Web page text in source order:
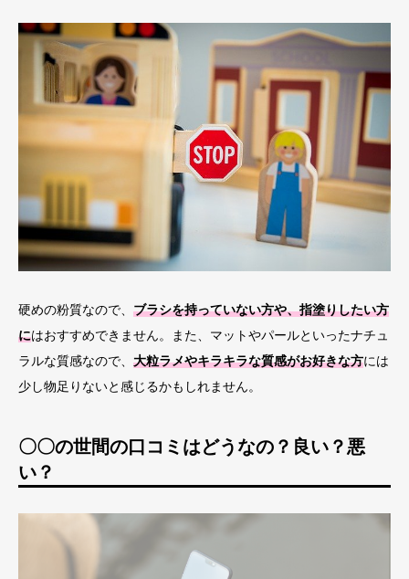
硬めの粉質なので、 ブラシを持っていない方や、指塗りしたい方
にはおすすめできません。また、マットやパールといったナチュ
ラルな質感なので、 大粒ラメやキラキラな質感がお好きな方には
少し物足りないと感じるかもしれません。
〇〇の世間の口コミはどうなの？良い？悪
い？